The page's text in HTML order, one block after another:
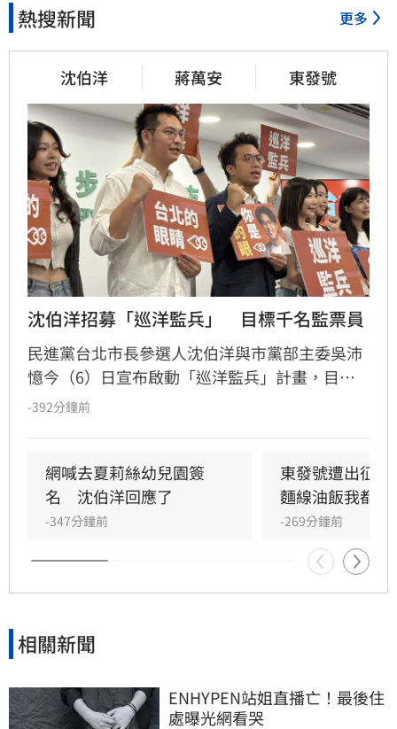
熱搜新聞 更多
沈伯洋 蔣萬安 東發號
沈伯洋招募「巡洋監兵」　目標千名監票員
民進黨台北市長參選人沈伯洋與市黨部主委吳沛
憶今（6）日宣布啟動「巡洋監兵」計畫，目標
號召千名公民擔任監票員，確保今年11月28日台
說，許多人參與政治的起點正是從監票員做起，
如果大家覺得台灣的民主值得守護，也想要參與
這樣的行動，歡迎加入「巡洋監兵」行列，共同
-392分鐘前
網喊去夏莉絲幼兒園簽
名　沈伯洋回應了
-347分鐘前
東發號遭出征
麵線油飯我都喜
-269分鐘前
相關新聞
ENHYPEN站姐直播亡！最後住
處曝光網看哭